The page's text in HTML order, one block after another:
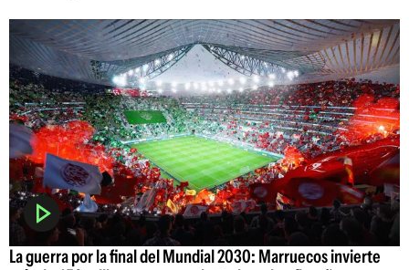
La guerra por la final del Mundial 2030: Marruecos invierte